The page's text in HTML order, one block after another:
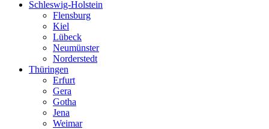
Schleswig-Holstein
Flensburg
Kiel
Lübeck
Neumünster
Norderstedt
Thüringen
Erfurt
Gera
Gotha
Jena
Weimar